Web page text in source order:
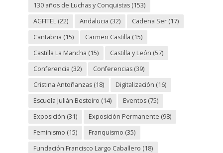
130 años de Luchas y Conquistas(153)
AGFITEL(22) Andalucia (32) Cadena Ser(17)
Cantabria (15) Carmen Castilla (15)
Castilla La Mancha (15) Castilla y León (57)
Conferencia (32) Conferencias(39)
Cristina Antoñanzas(18) Digitalización (16)
Escuela Julián Besteiro (14) Eventos(75)
Exposición (31) Exposición Permanente (98)
Feminismo (15) Franquismo (35)
Fundación Francisco Largo Caballero (18)